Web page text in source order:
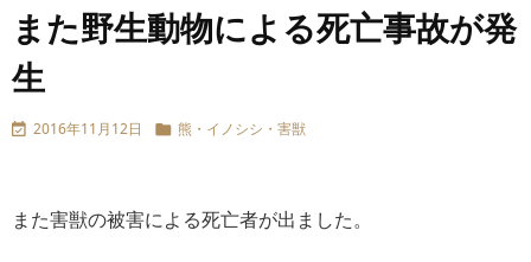
次へ

また野生動物による死亡事故が発
生
 2016年11月12日  熊・イノシシ・害獣
また害獣の被害による死亡者が出ました。